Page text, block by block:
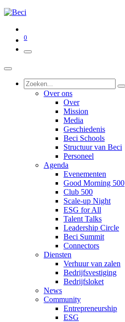
0
Over ons
Over
Mission
Media
Geschiedenis
Beci Schools
Structuur van Beci
Personeel
Agenda
Evenementen
Good Morning 500
Club 500
Scale-up Night
ESG for All
Talent Talks
Leadership Circle
Beci Summit
Connectors
Diensten
Verhuur van zalen
Bedrijfsvestiging
Bedrijfsloket
News
Community
Entrepreneurship
ESG